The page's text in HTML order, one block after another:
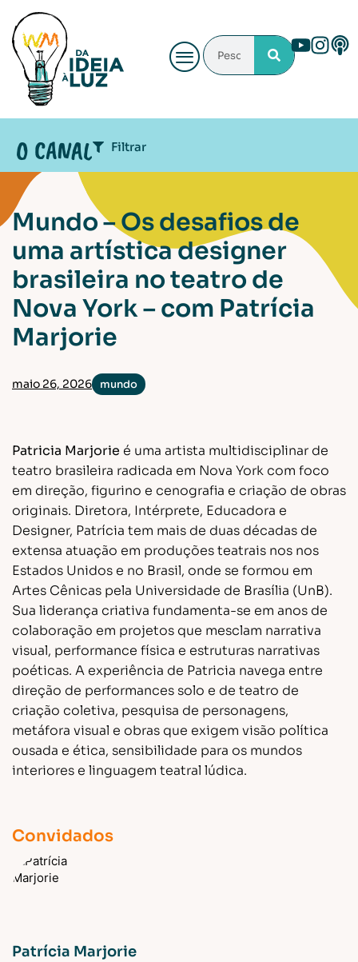
O CANAL Filtrar
ÁREA DE ATUAÇÃO
Audiovisual Cenografia
Iluminação
Iluminação Arquitetural
Maquiagem e caracterização
Sonoplastia
PROGRAMAS
Criação Debate
Flash de ideias
Laboratórios
Tecnologia
Mundo – Os desafios de
uma artística designer
brasileira no teatro de
Nova York – com Patrícia
Marjorie
maio 26, 2026 mundo
Patricia Marjorie é uma artista multidisciplinar de
teatro brasileira radicada em Nova York com foco
em direção, figurino e cenografia e criação de obras
originais. Diretora, Intérprete, Educadora e
Designer, Patrícia tem mais de duas décadas de
extensa atuação em produções teatrais nos nos
Estados Unidos e no Brasil, onde se formou em
Artes Cênicas pela Universidade de Brasília (UnB).
Sua liderança criativa fundamenta-se em anos de
colaboração em projetos que mesclam narrativa
visual, performance física e estruturas narrativas
poéticas. A experiência de Patricia navega entre
direção de performances solo e de teatro de
criação coletiva, pesquisa de personagens,
metáfora visual e obras que exigem visão política
ousada e ética, sensibilidade para os mundos
interiores e linguagem teatral lúdica.
Convidados
Patrícia Marjorie